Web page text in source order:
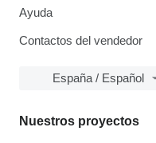
Ayuda
Contactos del vendedor
España / Español
Nuestros proyectos